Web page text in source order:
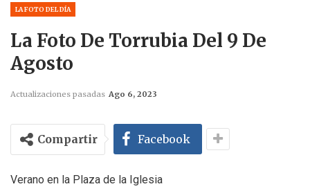
LA FOTO DEL DÍA
La Foto De Torrubia Del 9 De
Agosto
Actualizaciones pasadas Ago 6, 2023
Compartir Facebook
Verano en la Plaza de la Iglesia